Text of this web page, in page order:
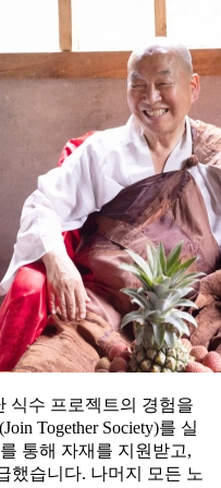
식수 프로젝트의 경험을
Together Society)를 실
통해 자재를 지원받고,
했습니다. 나머지 모든 노